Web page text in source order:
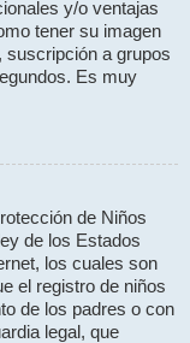
y/o ventajas
tener su imagen
suscripción a grupos
Es muy
de Niños
de los Estados
los cuales son
el registro de niños
de los padres o con
legal, que